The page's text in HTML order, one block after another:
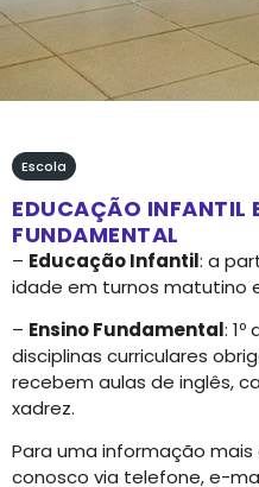
Escola
EDUCAÇÃO INFANTIL
FUNDAMENTAL
– Educação Infantil: a
idade em turnos matutino
– Ensino Fundamental:
disciplinas curriculares
recebem aulas de inglês,
xadrez.
Para uma informação
conosco via telefone, e-